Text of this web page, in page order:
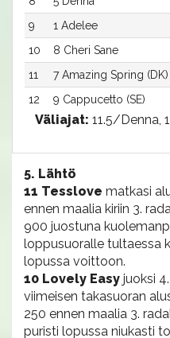
9
1 Adelee
10
8 Cheri Sane
11
7 Amazing Spring (DK)
12
9 Cappucetto (SE)
Väliajat: 11.5/Denna,
5. Lähtö
11 Tesslove matkasi
ennen maalia kiriin 3.
900 juostuna
loppusuoralle tultaessa
lopussa voittoon.
10 Lovely Easy juoksi
viimeisen takasuoran
250 ennen maalia 3.
puristi lopussa niukasti